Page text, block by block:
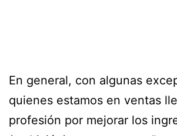
En general, con algunas
quienes estamos en ventas
profesión por mejorar los